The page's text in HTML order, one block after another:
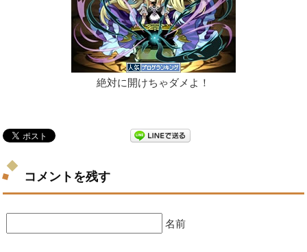
絶対に開けちゃダメよ！
コメントを残す
名前